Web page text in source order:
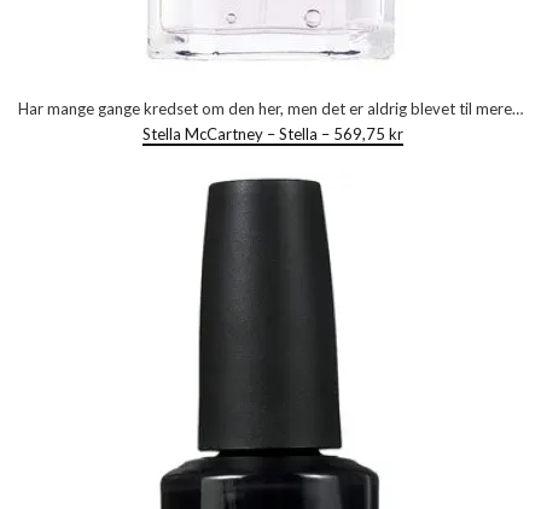
Har mange gange kredset om den her, men det er aldrig blevet til mere…
Stella McCartney – Stella – 569,75 kr